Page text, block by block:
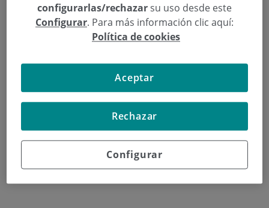
Panadería,fruta,Gipuzkoa,leche,saludable,Universidad del País Vasco
(UPV/EHU)
XV Edición de los Desayunos Cardiosaludables para
escolares en colaboración con Policlínica Gipuzkoa,
la Federación Vasca de Panadería, Ausolan, Eroski,
el Consejo de Farmacéuticos del País Vasco y la
Universidad del País Vasco (UPV/EHU).
Continuar leyendo
configurarlas/rechazarsu uso desde este
Configurar. Para más información clic aquí:
Política de cookies
Configurar
Rechazar
Aceptar